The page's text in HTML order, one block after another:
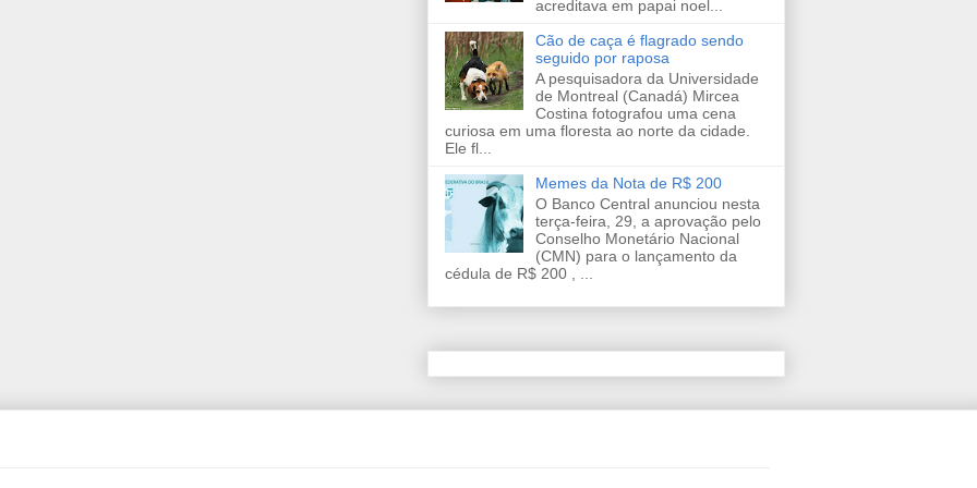
acreditava em papai noel...
Cão de caça é flagrado sendo
seguido por raposa
A pesquisadora da Universidade
de Montreal (Canadá) Mircea
Costina fotografou uma cena
curiosa em uma floresta ao norte da cidade.
Ele fl...
Memes da Nota de R$ 200
O Banco Central anunciou nesta
terça-feira, 29, a aprovação pelo
Conselho Monetário Nacional
(CMN) para o lançamento da
cédula de R$ 200 , ...